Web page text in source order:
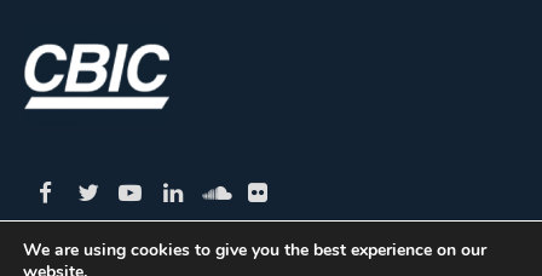
We are using cookies to give you the best experience on our